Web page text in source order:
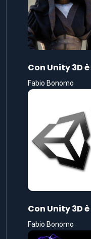
Con Unity 3D
Fabio Bonomo
Con Unity 3D
Fabio Bonomo